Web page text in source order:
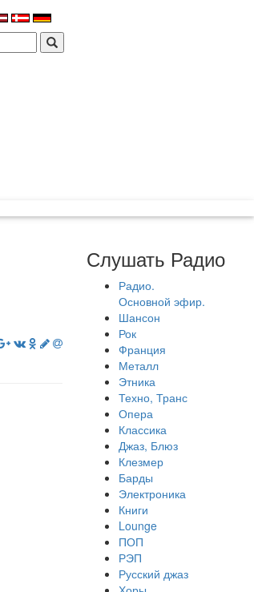
Слушать Радио
Радио.
Основной эфир.
Шансон
Рок
Франция
Металл
Этника
Техно, Транс
Опера
Классика
Джаз, Блюз
Клезмер
Барды
Электроника
Книги
Lounge
ПОП
РЭП
Русский джаз